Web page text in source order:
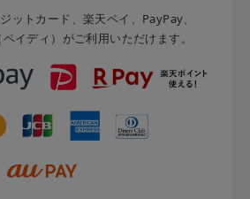
ットカード、楽天ペイ、PayPay、
イディ）がご利用いただけます。